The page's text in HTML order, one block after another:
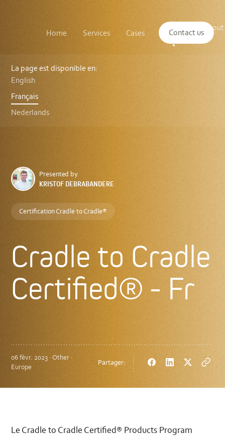
Cradle
Certified®
La page est disponible en:
English
Français
Nederlands
Presented by
KRISTOF DEBRABANDERE
Certification Cradle to Cradle®
Cradle to Cradle
Certified® - Fr
06 févr. 2023 · Other ·
Europe
Partager: FacebookLinkedInTwitterCopy
Home Services Cases Insights
About
us
Contact us
Le Cradle to Cradle Certified® Products Program